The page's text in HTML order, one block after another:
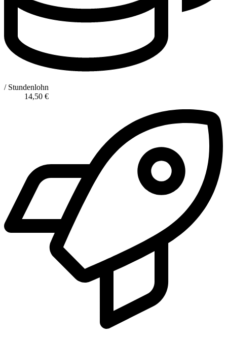
/ Stundenlohn
14,50 €